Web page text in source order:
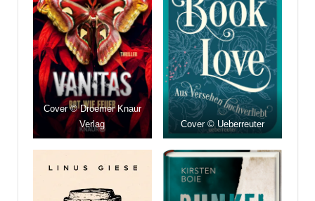
Cover © Droemer Knaur
Verlag
Cover © Ueberreuter